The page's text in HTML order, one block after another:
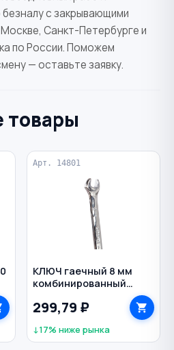
с закрывающими
Санкт-Петербурге и
по России. Поможем
— оставьте заявку.
товары
Арт. 14801
КЛЮЧ гаечный 8 мм
комбинированный
MATRIX
299,79 ₽
↓17% ниже рынка